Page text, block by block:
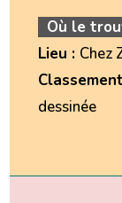
Où le
Lieu : Chez
dessinée